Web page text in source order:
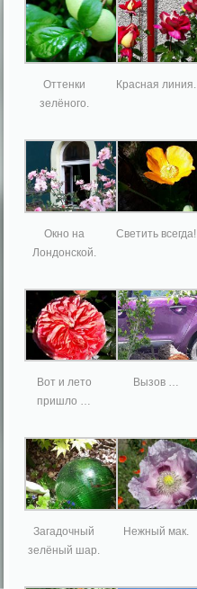
Оттенки
зелёного.
Красная линия.
Окно на
Лондонской.
Светить всегда!
Вот и лето
пришло …
Вызов …
Загадочный
зелёный шар.
Нежный мак.